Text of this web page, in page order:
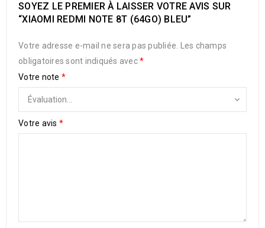
SOYEZ LE PREMIER À LAISSER VOTRE AVIS SUR
“XIAOMI REDMI NOTE 8T (64GO) BLEU”
Votre adresse e-mail ne sera pas publiée.
Les champs
obligatoires sont indiqués avec*
Votre note *
Votre avis *